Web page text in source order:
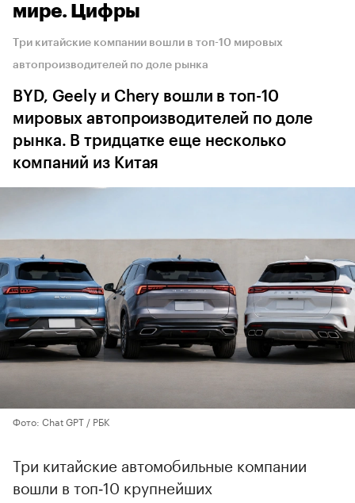
мире. Цифры
Три китайские компании вошли в топ-10 мировых
автопроизводителей по доле рынка
BYD, Geely и Chery вошли в топ-10
мировых автопроизводителей по доле
рынка. В тридцатке еще несколько
компаний из Китая
Фото: Chat GPT / РБК
Три китайские автомобильные компании
вошли в топ‑10 крупнейших